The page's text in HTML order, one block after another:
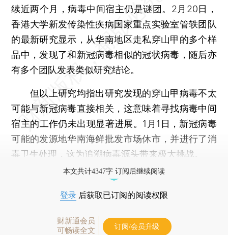
续近两个月，病毒中间宿主仍是谜团。2月20日，
香港大学新发传染性疾病国家重点实验室管轶团队
的最新研究显示，从华南地区走私穿山甲的多个样
品中，发现了和新冠病毒相似的冠状病毒，随后亦
有多个团队发表类似研究结论。
但以上研究均指出研究发现的穿山甲病毒不太
可能与新冠病毒直接相关，这意味着寻找病毒中间
宿主的工作仍未出现显著进展。1月1日，新冠病毒
可能的发源地华南海鲜批发市场休市，并进行了消
毒卫生处理，这为追溯病毒源头带来极大挑战。
本文共计4347字 订阅后继续阅读
登录 后获取已订阅的阅读权限
财新通会员
可畅读全文
订阅/会员升级